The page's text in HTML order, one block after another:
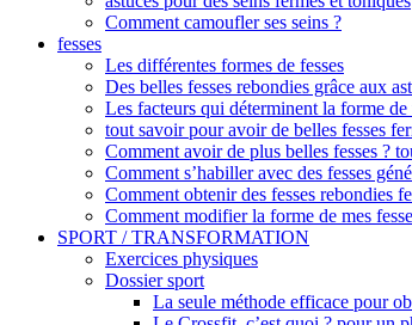
Comment camoufler ses seins ?
fesses
Les différentes formes de fesses
Des belles fesses rebondies grâce aux
Les facteurs qui déterminent la forme de
tout savoir pour avoir de belles fesses
Comment avoir de plus belles fesses ?
Comment s’habiller avec des fesses
Comment obtenir des fesses rebondies
Comment modifier la forme de mes
SPORT / TRANSFORMATION
Exercices physiques
Dossier sport
La seule méthode efficace pour